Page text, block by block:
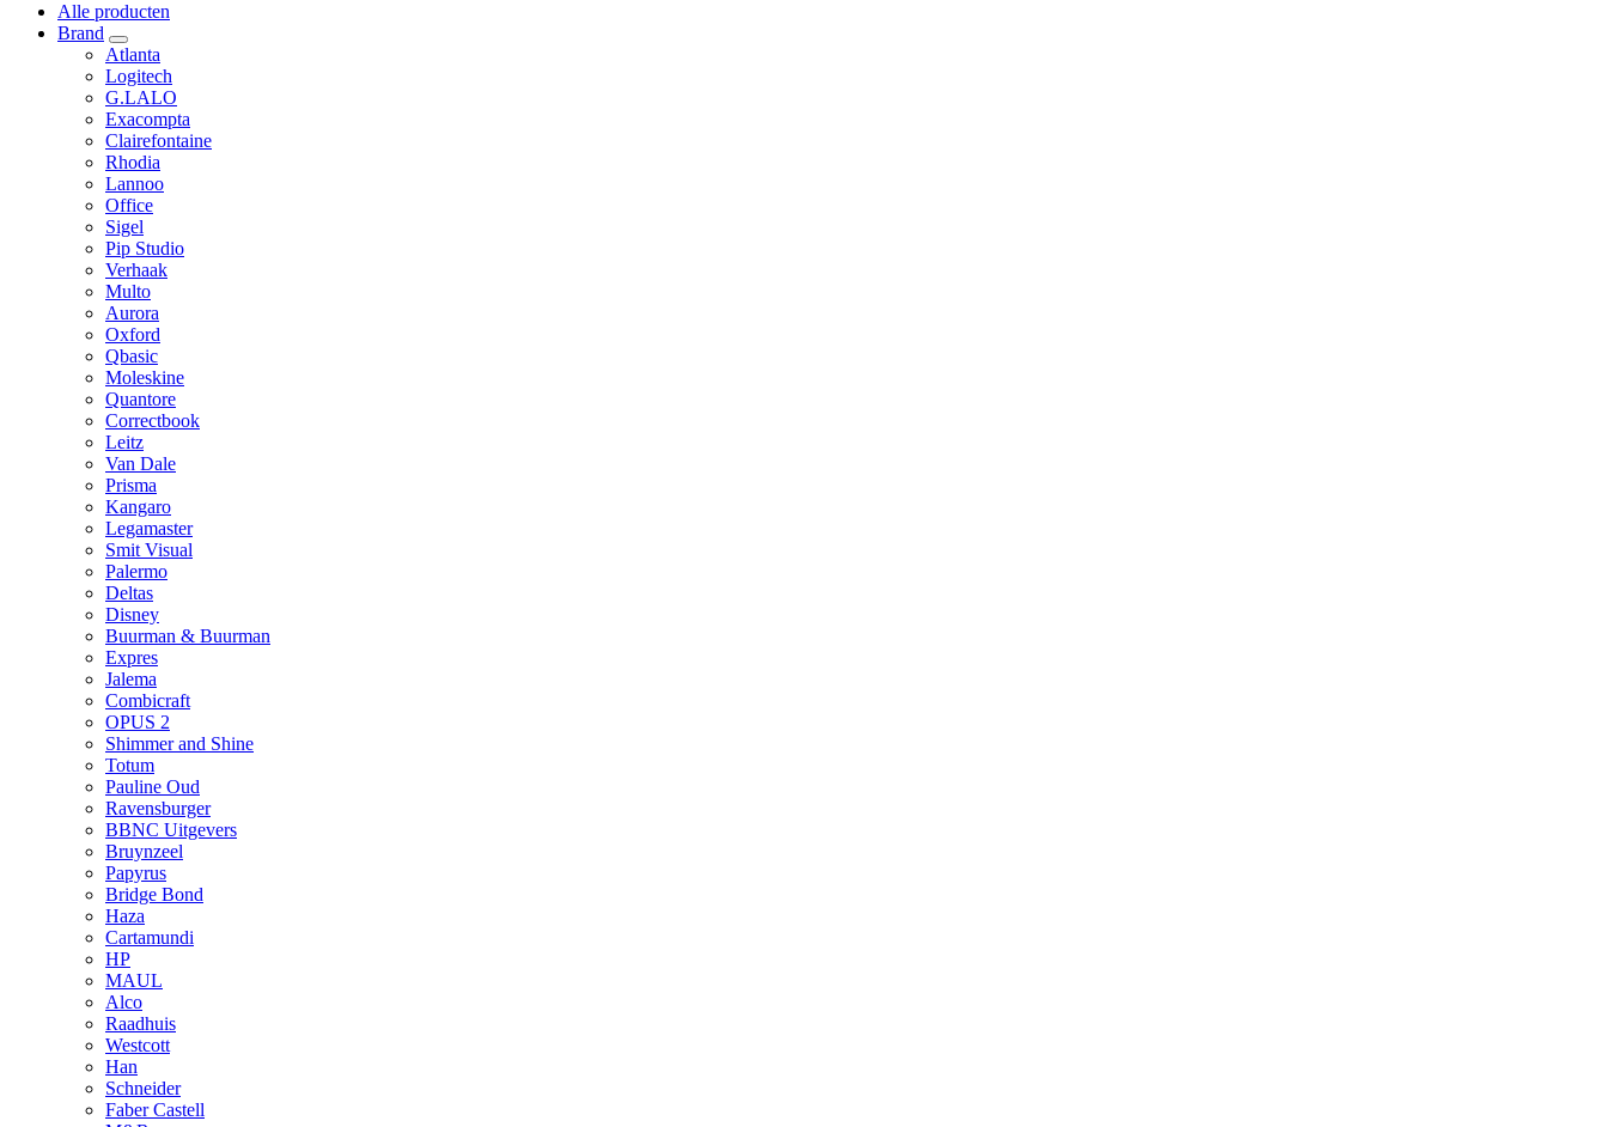
Alle producten
Brand
Atlanta
Logitech
G.LALO
Exacompta
Clairefontaine
Rhodia
Lannoo
Office
Sigel
Pip Studio
Verhaak
Multo
Aurora
Oxford
Qbasic
Moleskine
Quantore
Correctbook
Leitz
Van Dale
Prisma
Kangaro
Legamaster
Smit Visual
Palermo
Deltas
Disney
Buurman & Buurman
Expres
Jalema
Combicraft
OPUS 2
Shimmer and Shine
Totum
Pauline Oud
Ravensburger
BBNC Uitgevers
Bruynzeel
Papyrus
Bridge Bond
Haza
Cartamundi
HP
MAUL
Alco
Raadhuis
Westcott
Han
Schneider
Faber Castell